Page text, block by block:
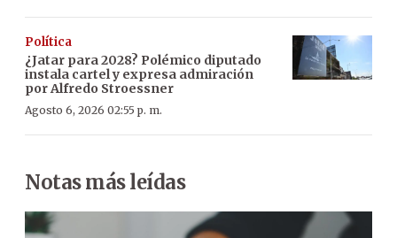
Política
¿Jatar para 2028? Polémico diputado
instala cartel y expresa admiración
por Alfredo Stroessner
Agosto 6, 2026 02:55 p. m.
Notas más leídas